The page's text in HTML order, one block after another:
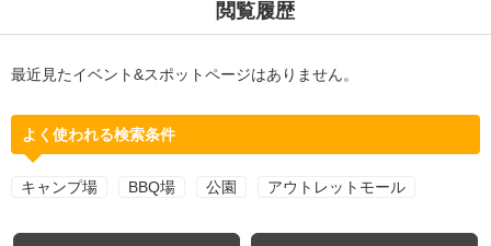
閲覧履歴
最近見たイベント&スポットページはありません。
よく使われる検索条件
キャンプ場 BBQ場 公園 アウトレットモール